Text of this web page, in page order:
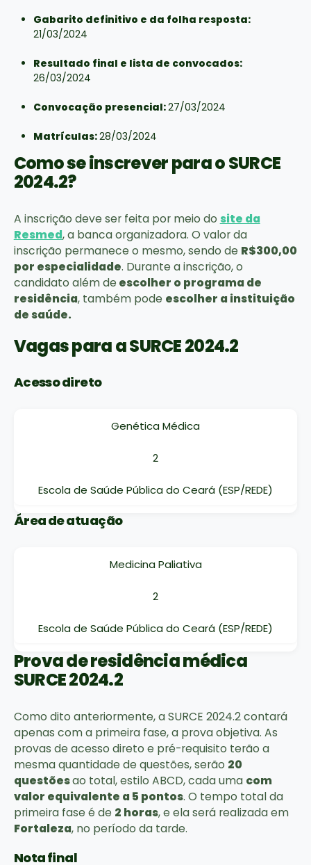
Gabarito definitivo e da folha resposta:
21/03/2024
Resultado final e lista de convocados:
26/03/2024
Convocação presencial:27/03/2024
Matrículas:28/03/2024
Como se inscrever para o SURCE
2024.2?
A inscrição deve ser feita por meio do site da
Resmed, a banca organizadora. O valor da
inscrição permanece o mesmo, sendo de R$300,00
por especialidade. Durante a inscrição, o
candidato além de escolher o programa de
residência, também pode escolher a instituição
de saúde.
Vagas para a SURCE 2024.2
Acesso direto
Genética Médica
2
Escola de Saúde Pública do Ceará (ESP/REDE)
Área de atuação
Medicina Paliativa
2
Escola de Saúde Pública do Ceará (ESP/REDE)
Prova de residência médica
SURCE 2024.2
Como dito anteriormente, a SURCE 2024.2 contará
apenas com a primeira fase, a prova objetiva. As
provas de acesso direto e pré-requisito terão a
mesma quantidade de questões, serão 20
questõesao total, estilo ABCD, cada uma com
valor equivalente a 5 pontos. O tempo total da
primeira fase é de 2 horas, e ela será realizada em
Fortaleza, no período da tarde.
Nota final